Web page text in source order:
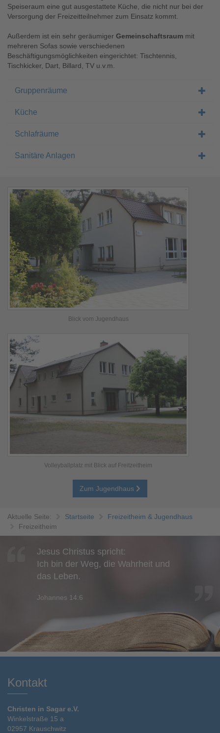
Speiseraum eine gut ausgestattete Küche, die nicht nur bei der
Versorgung der Freizeitteilnehmer zum Einsatz kommt.
Außerdem ist ein sehr geräumiger Gemeinschaftsraum mit
mehreren Sofas sowie verschiedenen
Beschäftigungsmöglichkeiten eingerichtet: Tischtennis,
Tischkicker, Dart, Billard, TV u.v.m.
Gruppenräume
Küche
Schlafräume
Sanitäre Anlagen
Blick vom Jugendhaus
Volleyballplatz mit Blick auf Freitzeitheim
Zum Jugendhaus
Aktuelle Seite: Startseite
Freizeitheim & Jugendhaus
Freizeitheim
Jesus Christus spricht:
Ich bin der Weg, die Wahrheit und
das Leben.
Johannes 14:6
Kontakt
Christen in Sagar e.V.
Winkelstraße 15 a
02957 Krauschwitz